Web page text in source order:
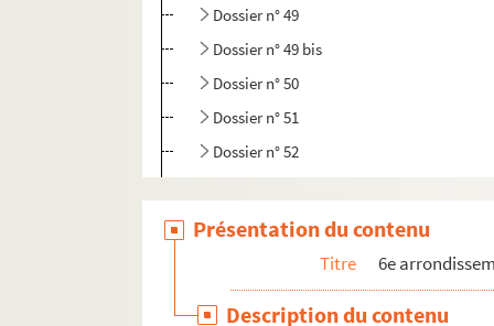
Dossier n° 49
Dossier n° 49 bis
Dossier n° 50
Dossier n° 51
Dossier n° 52
Dossier n° 54 bis
Dossier n° 56
Présentation du contenu
Titre 6e
Description du contenu